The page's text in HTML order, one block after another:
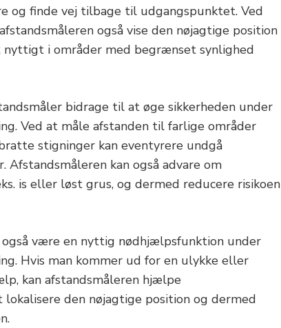
og finde vej tilbage til udgangspunktet. Ved
også vise den nøjagtige position
i områder med begrænset synlighed
bidrage til at øge sikkerheden under
Ved at måle afstanden til farlige områder
stigninger kan eventyrere undgå
kan også advare om
is eller løst grus, og dermed reducere risikoen
også være en nyttig nødhjælpsfunktion under
Hvis man kommer ud for en ulykke eller
kan afstandsmåleren hjælpe
lokalisere den nøjagtige position og dermed